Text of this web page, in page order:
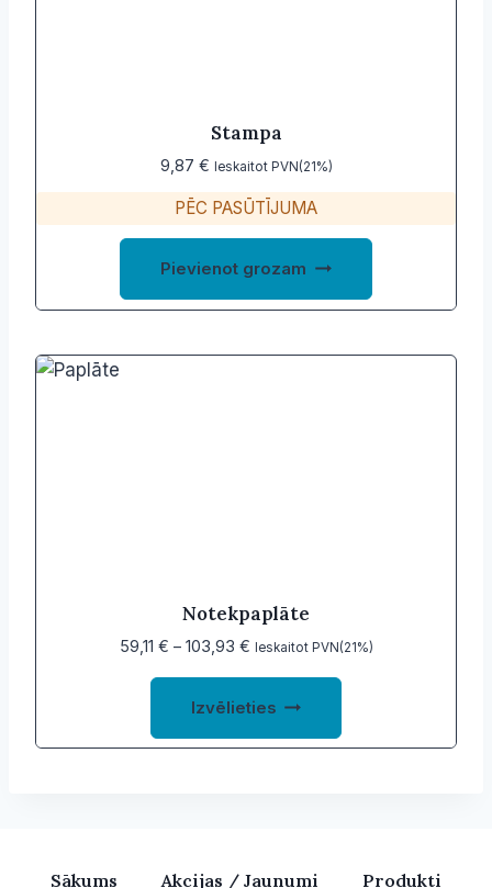
Stampa
9,87 € Ieskaitot PVN(21%)
PĒC PASŪTĪJUMA
Pievienot grozam
Notekpaplāte
59,11 € – 103,93 €Price
103,93 €
Ieskaitot PVN(21%)
Izvēlieties
This
has
Sākums Akcijas / Jaunumi Produkti